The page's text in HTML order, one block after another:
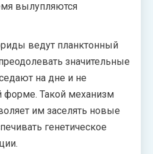
вылупляются
ведут планктонный
значительные
на дне и не
форме. Такой механизм
им заселять новые
генетическое